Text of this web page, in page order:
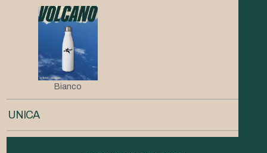
Bianco
UNICA